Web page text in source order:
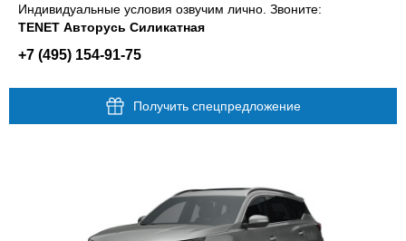
Индивидуальные условия озвучим лично. Звоните:
TENET Авторусь Силикатная
+7 (495) 154-91-75
Получить спецпредложение